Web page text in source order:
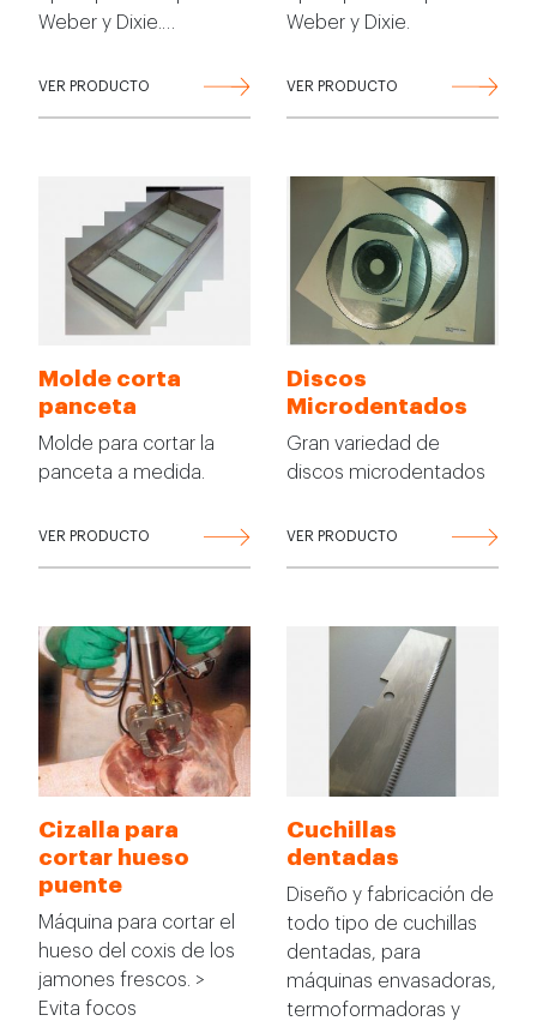
Weber y Dixie.…
VER PRODUCTO
Weber y Dixie.
VER PRODUCTO
Molde corta
panceta
Molde para cortar la
panceta a medida.
VER PRODUCTO
Discos
Microdentados
Gran variedad de
discos microdentados
VER PRODUCTO
Cizalla para
cortar hueso
puente
Máquina para cortar el
hueso del coxis de los
jamones frescos. >
Evita focos
Cuchillas
dentadas
Diseño y fabricación de
todo tipo de cuchillas
dentadas, para
máquinas envasadoras,
termoformadoras y